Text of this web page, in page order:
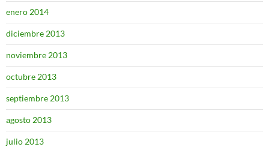
enero 2014
diciembre 2013
noviembre 2013
octubre 2013
septiembre 2013
agosto 2013
julio 2013